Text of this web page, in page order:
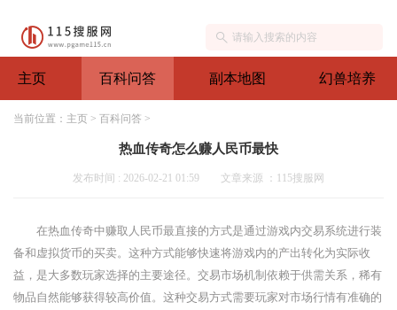
主页 百科问答 副本地图 幻兽培养
当前位置： 主页 > 百科问答 >
热血传奇怎么赚人民币最快
发布时间 : 2026-02-21 01:59 文章来源 ：115搜服网
在热血传奇中赚取人民币最直接的方式是通过游戏内交易系统进行装
备和虚拟货币的买卖。这种方式能够快速将游戏内的产出转化为实际收
益，是大多数玩家选择的主要途径。交易市场机制依赖于供需关系，稀有
物品自然能够获得较高价值。这种交易方式需要玩家对市场行情有准确的